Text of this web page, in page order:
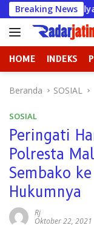
Langsung
ke
konten
Breaking News
Mulya Madiun
HOME INDEKS
Beranda SOSIAL
SOSIAL
Peringati
Polresta
Sembako
Hukumnya
Rj
Oktober 22, 2021